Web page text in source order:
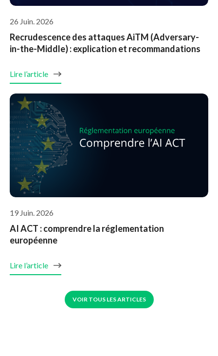
26 Juin. 2026
Recrudescence des attaques AiTM (Adversary-
in-the-Middle) : explication et recommandations
Lire l’article
19 Juin. 2026
AI ACT : comprendre la réglementation
européenne
Lire l’article
VOIR TOUS LES ARTICLES